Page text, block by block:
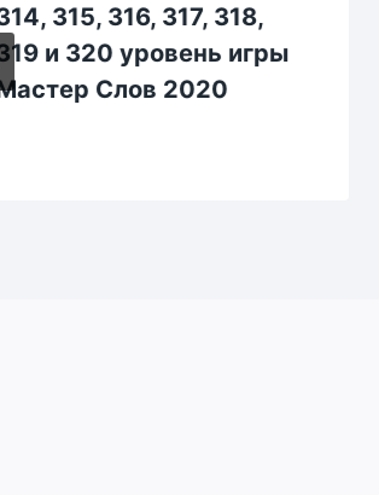
315, 316, 317, 318,
и 320 уровень игры
Слов 2020